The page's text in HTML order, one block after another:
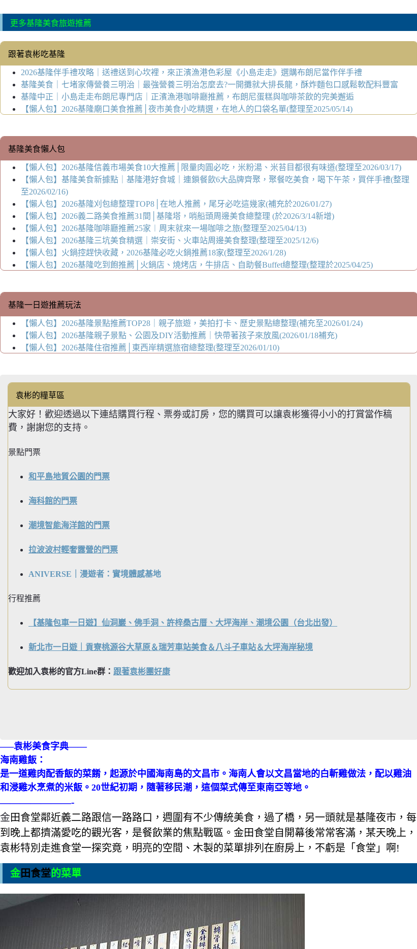
更多基隆美食旅遊推薦
跟著袁彬吃基隆
2026基隆伴手禮攻略｜送禮送到心坎裡，來正濱漁港色彩屋《小島走走》選購布朗尼當作伴手禮
基隆美食｜七堵家傳營養三明治｜最強營養三明治怎麼去?一開攤就大排長龍，酥炸麵包口感鬆軟配料豐富
基隆中正｜小島走走布朗尼專門店｜正濱漁港咖啡廳推薦，布朗尼蛋糕與咖啡茶飲的完美邂逅
【懶人包】2026基隆廟口美食推薦│夜市美食小吃精選，在地人的口袋名單(整理至2025/05/14)
基隆美食懶人包
【懶人包】2026基隆信義市場美食10大推薦│限量肉圓必吃，米粉湯、米苔目都很有味道(整理至2026/03/17)
【懶人包】基隆美食新據點｜基隆港好食城｜連鎖餐飲6大品牌齊聚，聚餐吃美食，喝下午茶，買伴手禮(整理
至2026/02/16)
【懶人包】2026基隆刈包總整理TOP8│在地人推薦，尾牙必吃這幾家(補充於2026/01/27)
【懶人包】2026義二路美食推薦31間│基隆塔，哨船頭周邊美食總整理 (於2026/3/14新增)
【懶人包】2026基隆咖啡廳推薦25家︱周末就來一場咖啡之旅(整理至2025/04/13)
【懶人包】2026基隆三坑美食精選｜崇安街、火車站周邊美食整理(整理至2025/12/6)
【懶人包】火鍋控趕快收藏，2026基隆必吃火鍋推薦18家(整理至2026/1/28)
【懶人包】2026基隆吃到飽推薦│火鍋店、燒烤店，牛排店、自助餐Buffet總整理(整理於2025/04/25)
基隆一日遊推薦玩法
【懶人包】2026基隆景點推薦TOP28｜親子旅遊，美拍打卡、歷史景點總整理(補充至2026/01/24)
【懶人包】2026基隆親子景點、公園及DIY活動推薦｜快帶著孩子來放風(2026/01/18補充)
【懶人包】2026基隆住宿推薦│東西岸精選旅宿總整理(整理至2026/01/10)
袁彬的糧草區
大家好！歡迎透過以下連結購買行程、票劵或訂房，您的購買可以讓袁彬獲得小小的打賞當作稿
費，謝謝您的支持。
景點門票
和平島地質公園的門票
海科館的門票
潮境智能海洋館的門票
拉波波村輕奢露營的門票
ANIVERSE｜漫遊者：實境體感基地
行程推薦
【基隆包車一日遊】仙洞巖、佛手洞、許梓桑古厝、大坪海岸、潮境公園（台北出發）
新北市一日遊｜貢寮桃源谷大草原＆瑞芳車站美食＆八斗子車站＆大坪海岸秘境
歡迎加入袁彬的官方Line群： 跟著袁彬團好康
—–袁彬美食字典——
海南雞飯：
是一道雞肉配香飯的菜餚，起源於中國海南島的文昌市。海南人會以文昌當地的白斬雞做法，配以雞油
和浸雞水烹煮的米飯。20世紀初期，隨著移民潮，這個菜式傳至東南亞等地。
———————-
金田食堂鄰近義二路跟信一路路口，週圍有不少傳統美食，過了橋，另一頭就是基隆夜市，每
到晚上都擠滿愛吃的觀光客，是餐飲業的焦點戰區。金田食堂自開幕後常常客滿，某天晚上，
袁彬特別走進食堂一探究竟，明亮的空間、木製的菜單排列在廚房上，不虧是「食堂」啊!
金田食堂的菜單